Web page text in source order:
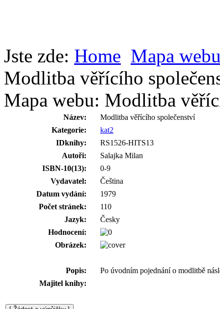
Jste zde: Home Mapa
Modlitba věřícího
Mapa webu: Modlitba
Název:
Modlitba věřícího společenství
Kategorie:
kat2
IDknihy:
RS1526-HITS13
Autoři:
Salajka Milan
ISBN-10(13):
0-9
Vydavatel:
Čeština
Datum vydání:
1979
Počet stránek:
110
Jazyk:
Česky
Hodnocení:
Obrázek:
Popis:
Po úvodním pojednání o modlitbě
Majitel knihy: